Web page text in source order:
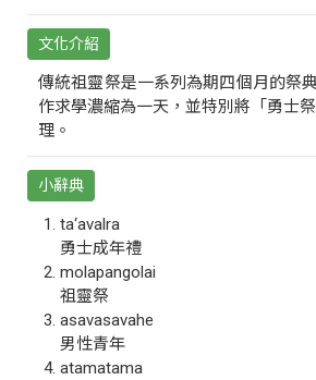
文化介紹
傳統祖靈祭是一系列為期四個月的祭
作求學濃縮為一天，並特別將「勇士
理。
小辭典
ta‘avalra
勇士成年禮
molapangolai
祖靈祭
asavasavahe
男性青年
atamatama